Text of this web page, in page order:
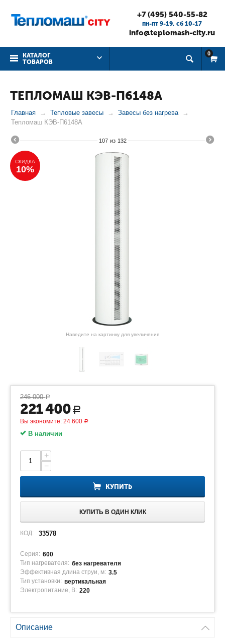
+7 (495) 540-55-82
пн-пт 9-19, cб 10-17
info@teplomash-city.ru
КАТАЛОГ
ТОВАРОВ
0
ТЕПЛОМАШ КЭВ-П6148А
Главная Тепловые завесы
Завесы без нагрева
Тепломаш КЭВ-П6148А
107 из 132
СКИДКА
10%
Наведите на картинку для увеличения
246 000 Р
221 400 Р
Вы экономите: 24 600 Р
В наличии
+
−
КУПИТЬ
КУПИТЬ В ОДИН КЛИК
КОД: 33578
Серия: 600
Тип нагревателя: без нагревателя
Эффективная длина струи, м: 3.5
Тип установки: вертикальная
Электропитание, В: 220
Описание